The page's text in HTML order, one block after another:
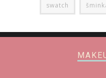
swatch